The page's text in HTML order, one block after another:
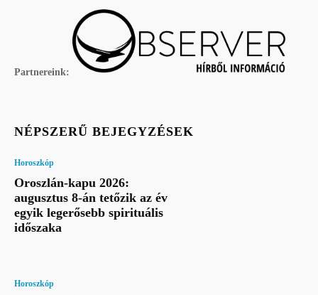
Partnereink:
NÉPSZERŰ BEJEGYZÉSEK
Horoszkóp
Oroszlán-kapu 2026:
augusztus 8-án tetőzik az év
egyik legerősebb spirituális
időszaka
Horoszkóp